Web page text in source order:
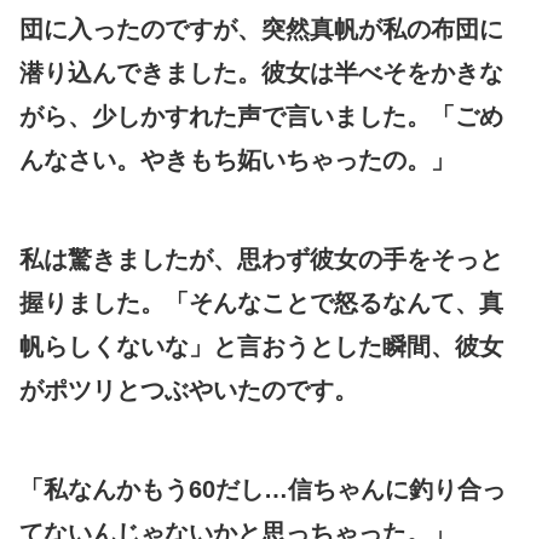
団に入ったのですが、突然真帆が私の布団に
潜り込んできました。彼女は半べそをかきな
がら、少しかすれた声で言いました。「ごめ
んなさい。やきもち妬いちゃったの。」
私は驚きましたが、思わず彼女の手をそっと
握りました。「そんなことで怒るなんて、真
帆らしくないな」と言おうとした瞬間、彼女
がポツリとつぶやいたのです。
「私なんかもう60だし…信ちゃんに釣り合っ
てないんじゃないかと思っちゃった。」